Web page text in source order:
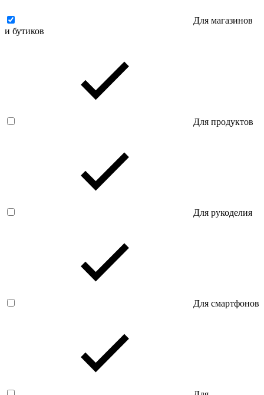
Для магазинов
и бутиков
Для продуктов
Для рукоделия
Для смартфонов